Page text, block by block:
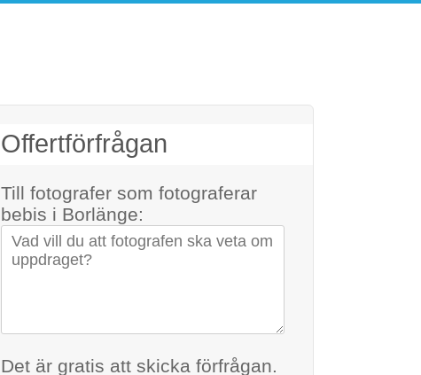
Offertförfrågan
Till fotografer som fotograferar
bebis i Borlänge:
Dina kontaktuppgifter
Det är gratis att skicka förfrågan.